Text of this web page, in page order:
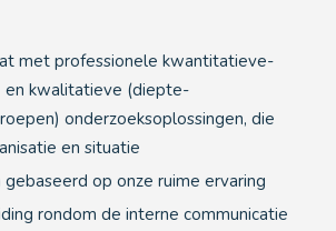
met professionele kwantitatieve-
en kwalitatieve (diepte-
onderzoeksoplossingen, die
en situatie
op onze ruime ervaring
rondom de interne communicatie